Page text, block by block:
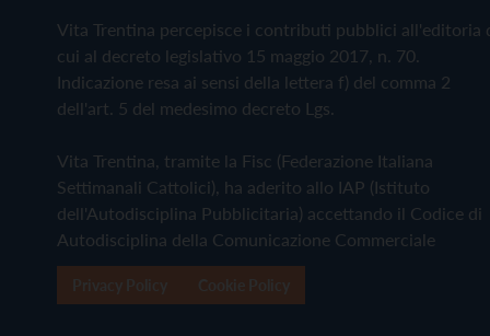
Vita Trentina percepisce i contributi pubblici all'editoria
cui al decreto legislativo 15 maggio 2017, n. 70.
Indicazione resa ai sensi della lettera f) del comma 2
dell'art. 5 del medesimo decreto Lgs.
Vita Trentina, tramite la Fisc (Federazione Italiana
Settimanali Cattolici), ha aderito allo IAP (Istituto
dell'Autodisciplina Pubblicitaria) accettando il Codice di
Autodisciplina della Comunicazione Commerciale